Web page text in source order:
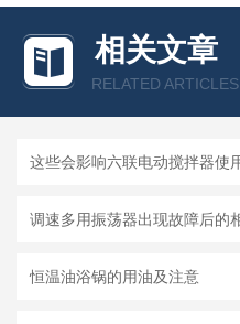
相关文章
RELATED ARTICLES
恒温油浴锅的用油及注意